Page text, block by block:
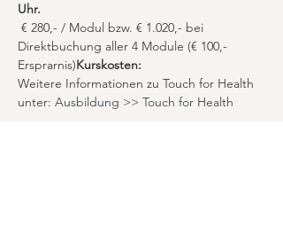
Uhr.
Direktbuchung aller 4 Module (€ 100,-
Ersprarnis)Kurskosten:
Weitere Informationen zu Touch for Health
unter: Ausbildung >> Touch for Health